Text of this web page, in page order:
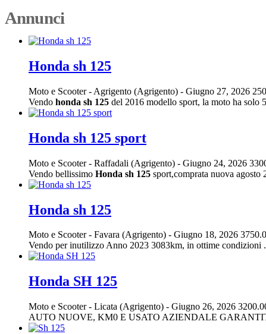
Annunci
Honda sh 125
Moto e Scooter- Agrigento (Agrigento) - Giugno 27, 2026
Vendo honda sh 125 del 2016 modello sport, la moto ha solo
Honda sh 125 sport
Moto e Scooter- Raffadali (Agrigento) - Giugno 24, 2026
Vendo bellissimo Honda sh 125 sport,comprata nuova
Honda sh 125
Moto e Scooter- Favara (Agrigento) - Giugno 18, 2026
Vendo per inutilizzo Anno 2023 3083km, in ottime condizioni
Honda SH 125
Moto e Scooter- Licata (Agrigento) - Giugno 26, 2026
AUTO NUOVE, KM0 E USATO AZIENDALE